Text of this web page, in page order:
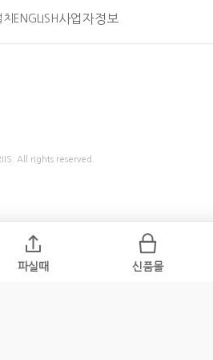
ENGLISH 사업자정보
All rights reserved.
파실때 신품몰